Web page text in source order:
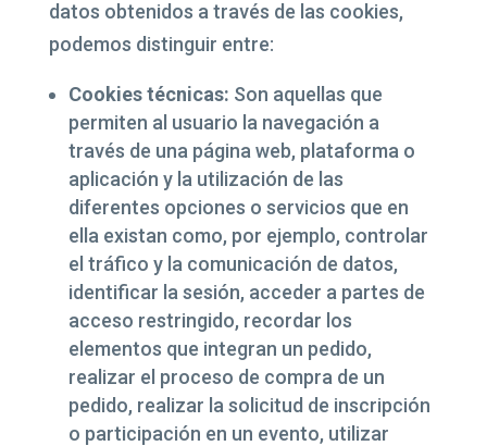
datos obtenidos a través de las cookies,
podemos distinguir entre:
Cookies técnicas: Son aquellas que
permiten al usuario la navegación a
través de una página web, plataforma o
aplicación y la utilización de las
diferentes opciones o servicios que en
ella existan como, por ejemplo, controlar
el tráfico y la comunicación de datos,
identificar la sesión, acceder a partes de
acceso restringido, recordar los
elementos que integran un pedido,
realizar el proceso de compra de un
pedido, realizar la solicitud de inscripción
o participación en un evento, utilizar